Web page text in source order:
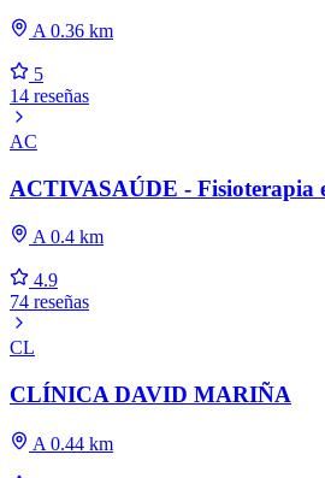
A 0.36 km
5
14 reseñas
AC
ACTIVASAÚDE - Fisioterapia
A 0.4 km
4.9
74 reseñas
CL
CLÍNICA DAVID MARIÑA
A 0.44 km